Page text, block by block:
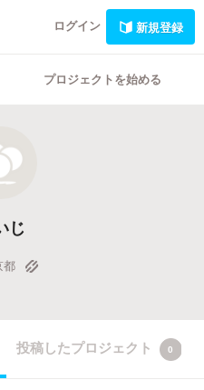
ログイン 新規登録
プロジェクトを始める
じ
都
投稿したプロジェクト 0